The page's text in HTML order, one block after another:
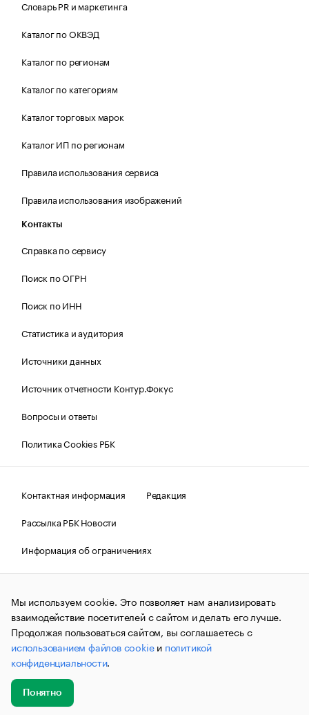
Словарь PR и маркетинга
Каталог по ОКВЭД
Каталог по регионам
Каталог по категориям
Каталог торговых марок
Каталог ИП по регионам
Правила использования сервиса
Правила использования изображений
Контакты
Справка по сервису
Поиск по ОГРН
Поиск по ИНН
Статистика и аудитория
Источники данных
Источник отчетности Контур.Фокус
Вопросы и ответы
Политика Cookies РБК
Контактная информация
Редакция
Рассылка РБК Новости
Информация об ограничениях
Правовая информация
О соблюдении авторских прав
© АО «РОСБИЗНЕСКОНСАЛТИНГ»,1995–2026.Сообщения
и материалы информационного агентства «РБК»
(зарегистрировано Федеральной службой по надзору в сфере
связи, информационных технологий и массовых
коммуникаций (Роскомнадзор) 09.12.2015 за номером ИА
№ФС77-63848) сопровождаются пометкой «РБК». Отдельные
публикации могут содержать информацию,
не предназначенную для пользователей
до 18 лет.
Мы используем cookie. Это позволяет нам анализировать
взаимодействие посетителей с сайтом и делать его лучше.
Продолжая пользоваться сайтом, вы соглашаетесь с
использованием файлов cookieи политикой
конфиденциальности.
Понятно